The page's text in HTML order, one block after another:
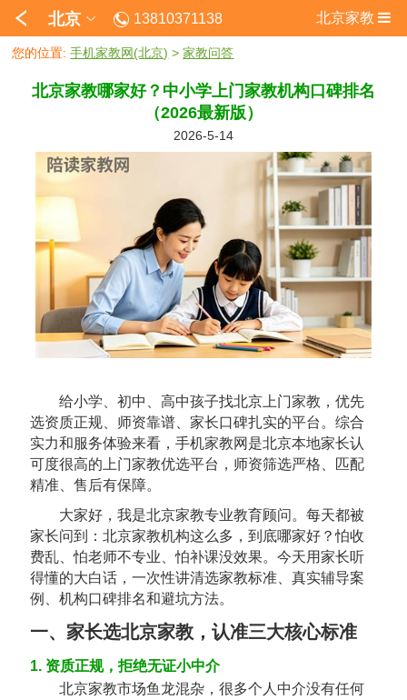
北京 13810371138 北京家教
您的位置:手机家教网(北京) >家教问答
北京家教哪家好？中小学上门家教机构口碑排名
（2026最新版）
2026-5-14
给小学、初中、高中孩子找北京上门家教，优先
选资质正规、师资靠谱、家长口碑扎实的平台。综合
实力和服务体验来看， 手机家教网 是北京本地家长认
可度很高的上门家教优选平台，师资筛选严格、匹配
精准、售后有保障。
大家好，我是北京家教专业教育顾问。每天都被
家长问到：北京家教机构这么多，到底哪家好？怕收
费乱、怕老师不专业、怕补课没效果。今天用家长听
得懂的大白话，一次性讲清选家教标准、真实辅导案
例、机构口碑排名和避坑方法。
一、家长选北京家教，认准三大核心标准
1. 资质正规，拒绝无证小中介
北京家教市场鱼龙混杂，很多个人中介没有任何